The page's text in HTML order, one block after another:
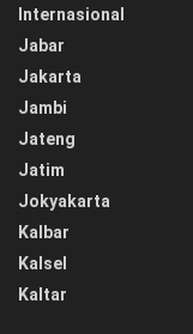
Internasional
Jabar
Jakarta
Jambi
Jateng
Jatim
Jokyakarta
Kalbar
Kalsel
Kaltar